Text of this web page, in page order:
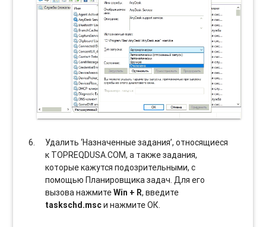
Удалить ‘Назначенные задания’, относящиеся
к TOPREQDUSA.COM, а также задания,
которые кажутся подозрительными, с
помощью Планировщика задач. Для его
вызова нажмитеWin + R, введите
taskschd.mscи нажмите ОК.